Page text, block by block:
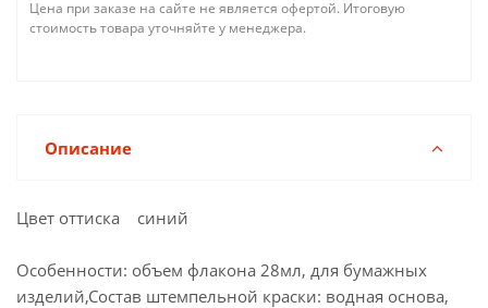
Цена при заказе на сайте не является офертой. Итоговую
стоимость товара уточняйте у менеджера.
Описание
Цвет оттиска синий
Особенности: объем флакона 28мл, для бумажных
изделий,Состав штемпельной краски: водная основа,